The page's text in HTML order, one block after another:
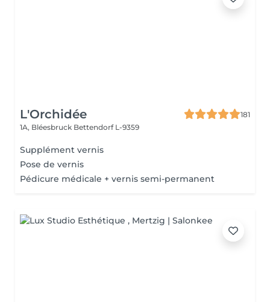
L'Orchidée
181
1A, Bléesbruck Bettendorf L-9359
Supplément vernis
Pose de vernis
Pédicure médicale + vernis semi-permanent